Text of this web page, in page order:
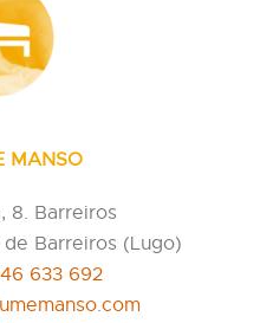
MANSO
8. Barreiros
Barreiros (Lugo)
633 692